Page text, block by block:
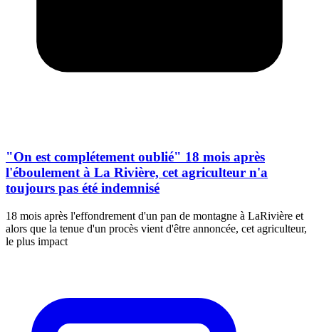
"On est complétement oublié" 18 mois après
l'éboulement à La Rivière, cet agriculteur n'a
toujours pas été indemnisé
18 mois après l'effondrement d'un pan de montagne à LaRivière et
alors que la tenue d'un procès vient d'être annoncée, cet agriculteur,
le plus impact